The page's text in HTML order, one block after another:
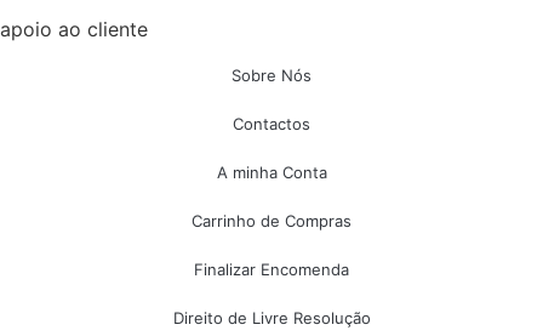
apoio ao cliente
Sobre Nós
Contactos
A minha Conta
Carrinho de Compras
Finalizar Encomenda
Direito de Livre Resolução